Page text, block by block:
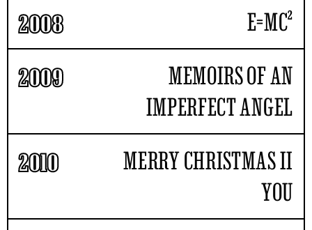
2008 E=MC²
2009
MEMOIRS OF AN
IMPERFECT ANGEL
2010
MERRY CHRISTMAS II
YOU